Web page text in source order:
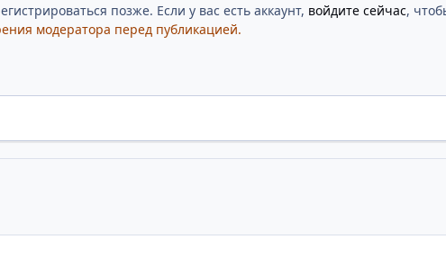
позже. Если у вас есть аккаунт, войдите сейчас,
модератора перед публикацией.